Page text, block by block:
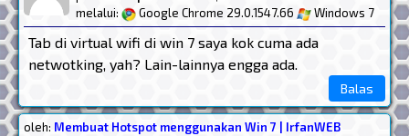
melalui:
Google Chrome 29.0.1547.66 Windows 7
Tab di virtual wifi di win 7 saya kok cuma ada
netwotking, yah? Lain-lainnya engga ada.
Balas
oleh: Membuat Hotspot menggunakan Win 7 | IrfanWEB